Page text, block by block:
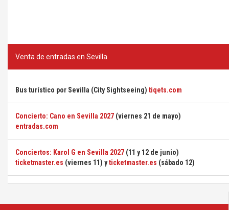
Venta de entradas en Sevilla
Bus turístico por Sevilla (City Sightseeing) tiqets.com
Concierto: Cano en Sevilla 2027 (viernes 21 de mayo)
entradas.com
Conciertos: Karol G en Sevilla 2027 (11 y 12 de junio)
ticketmaster.es (viernes 11) yticketmaster.es (sábado 12)